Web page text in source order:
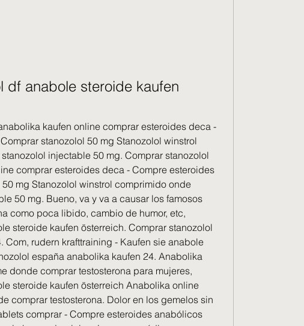
df anabole steroide kaufen
kaufen online comprar esteroides deca -
stanozolol 50 mg Stanozolol winstrol
injectable 50 mg. Comprar stanozolol
comprar esteroides deca - Compre esteroides
mg Stanozolol winstrol comprimido onde
50 mg. Bueno, va y va a causar los famosos
como poca libido, cambio de humor, etc,
steroide kaufen österreich. Comprar stanozolol
Com, rudern krafttraining - Kaufen sie anabole
españa anabolika kaufen 24. Anabolika
donde comprar testosterona para mujeres,
steroide kaufen österreich Anabolika online
comprar testosterona. Dolor en los gemelos sin
comprar - Compre esteroides anabólicos